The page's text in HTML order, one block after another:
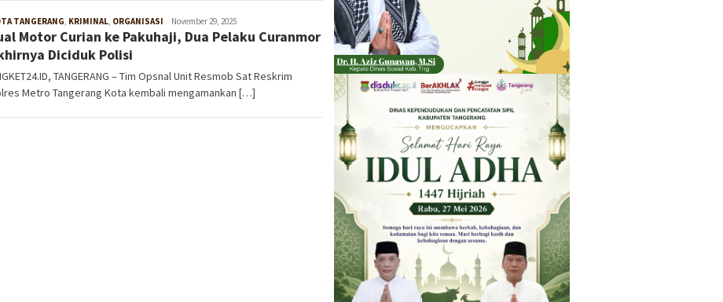
TANGERANG, KRIMINAL, ORGANISASI W4nt0
November 29, 2025
Motor Curian ke Pakuhaji, Dua Pelaku Curanmor
Diciduk Polisi
TANGERANG – Tim Opsnal Unit Resmob Sat Reskrim
Metro Tangerang Kota kembali mengamankan […]